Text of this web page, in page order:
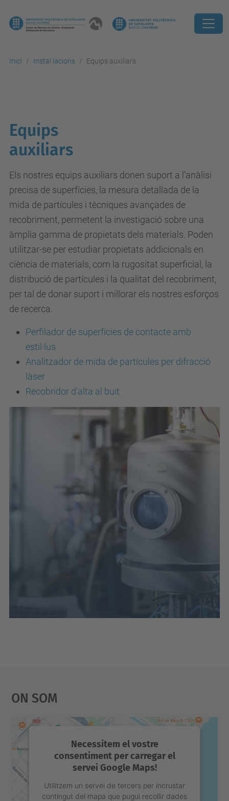
Inici Instal·lacions Equips auxiliars
Equips
auxiliars
Els nostres equips auxiliars donen suport a l’anàlisi
precisa de superfícies, la mesura detallada de la
mida de partícules i tècniques avançades de
recobriment, permetent la investigació sobre una
àmplia gamma de propietats dels materials. Poden
utilitzar-se per estudiar propietats addicionals en
ciència de materials, com la rugositat superficial, la
distribució de partícules i la qualitat del recobriment,
per tal de donar suport i millorar els nostres esforços
de recerca.
Perfilador de superfícies de contacte amb
estil·lus
Analitzador de mida de partícules per difracció
làser
Recobridor d’alta al buit
On Som
Necessitem el vostre
consentiment per carregar el
servei Google Maps!
Utilitzem un servei de tercers per incrustar
contingut del mapa que pugui recollir dades